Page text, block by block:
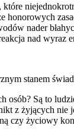
nader
nad
stanem
osób? Są to
z żyjących
czy życiowy